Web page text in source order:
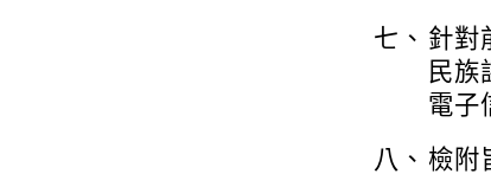
七、 針對
民族
電子
八、 檢附